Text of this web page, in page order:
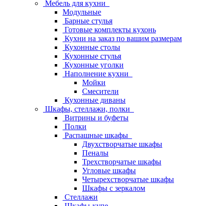
Мебель для кухни
Модульные
Барные стулья
Готовые комплекты кухонь
Кухни на заказ по вашим размерам
Кухонные столы
Кухонные стулья
Кухонные уголки
Наполнение кухни
Мойки
Смесители
Кухонные диваны
Шкафы, стеллажи, полки
Витрины и буфеты
Полки
Распашные шкафы
Двухстворчатые шкафы
Пеналы
Трехстворчатые шкафы
Угловые шкафы
Четырехстворчатые шкафы
Шкафы с зеркалом
Стеллажи